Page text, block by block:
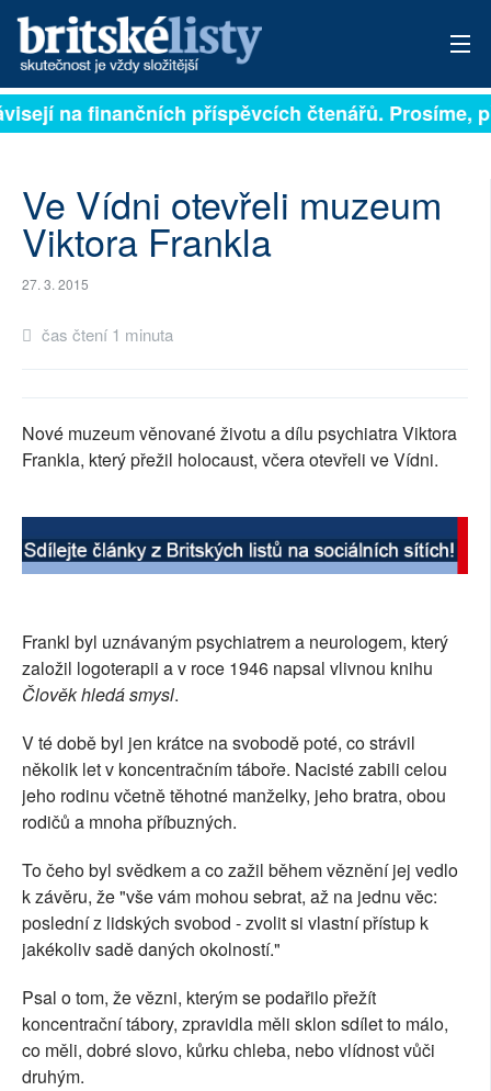
PŘIHLÁSIT
ARCHIV
PŘÍSPĚVKY NA PROVOZ
SOCIÁLNÍ SÍTĚ
RUBRIKY
na finančních příspěvcích čtenářů. Prosíme,
Ve Vídni otevřeli muzeum
Viktora Frankla
27. 3. 2015
čas čtení 1 minuta
Nové muzeum věnované životu a dílu psychiatra Viktora
Frankla, který přežil holocaust, včera otevřeli ve Vídni.
Frankl byl uznávaným psychiatrem a neurologem, který
založil logoterapii a v roce 1946 napsal vlivnou knihu
Člověk hledá smysl.
V té době byl jen krátce na svobodě poté, co strávil
několik let v koncentračním táboře. Nacisté zabili celou
jeho rodinu včetně těhotné manželky, jeho bratra, obou
rodičů a mnoha příbuzných.
To čeho byl svědkem a co zažil během věznění jej vedlo
k závěru, že "vše vám mohou sebrat, až na jednu věc:
poslední z lidských svobod - zvolit si vlastní přístup k
jakékoliv sadě daných okolností."
Psal o tom, že vězni, kterým se podařilo přežít
koncentrační tábory, zpravidla měli sklon sdílet to málo,
co měli, dobré slovo, kůrku chleba, nebo vlídnost vůči
druhým.